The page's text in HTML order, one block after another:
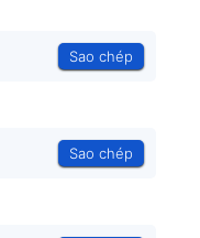
Sao chép
Sao chép